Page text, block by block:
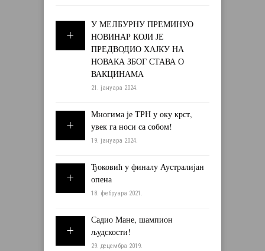
У МЕЛБУРНУ ПРЕМИНУО
НОВИНАР КОЈИ ЈЕ
ПРЕДВОДИО ХАЈКУ НА
НОВАКА ЗБОГ СТАВА О
ВАКЦИНАМА
21. јануара 2024.
Многима је ТРН у оку крст,
увек га носи са собом!
19. јануара 2024.
Ђоковић у финалу Аустралијан
опена
18. фебруара 2021.
Садио Мане, шампион
људскости!
29. децембра 2019.